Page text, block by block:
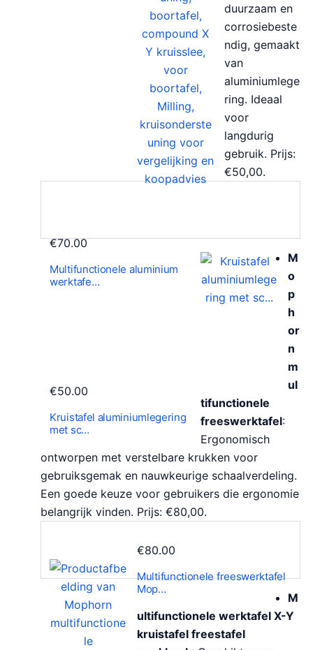
€70.00
Multifunctionele aluminium
werktafe…
duurzaam en
corrosiebeste
ndig, gemaakt
van
aluminiumlege
ring. Ideaal
voor
langdurig
gebruik. Prijs:
€50,00.
€50.00
Kruistafel aluminiumlegering
met sc…
M
o
p
h
or
n
m
ul
tifunctionele
freeswerktafel:
Ergonomisch
ontworpen met verstelbare krukken voor
gebruiksgemak en nauwkeurige schaalverdeling.
Een goede keuze voor gebruikers die ergonomie
belangrijk vinden. Prijs: €80,00.
€80.00
Multifunctionele freeswerktafel
Mop…
M
ultifunctionele werktafel X-Y
kruistafel freestafel